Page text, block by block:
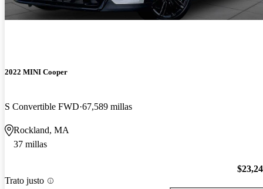
2022 MINI Cooper
S Convertible FWD 67,589 millas
Rockland, MA
37 millas
Trato justo